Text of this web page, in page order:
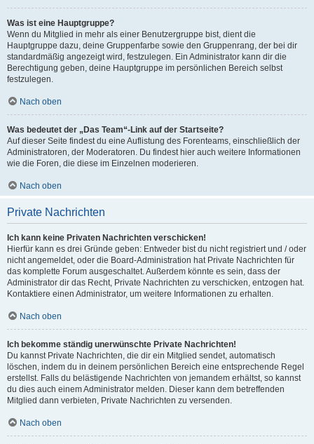
Was ist eine Hauptgruppe?
Wenn du Mitglied in mehr als einer Benutzergruppe bist, dient die
Hauptgruppe dazu, deine Gruppenfarbe sowie den Gruppenrang, der bei dir
standardmäßig angezeigt wird, festzulegen. Ein Administrator kann dir die
Berechtigung geben, deine Hauptgruppe im persönlichen Bereich selbst
festzulegen.
Nach oben
Was bedeutet der „Das Team“-Link auf der Startseite?
Auf dieser Seite findest du eine Auflistung des Forenteams, einschließlich der
Administratoren, der Moderatoren. Du findest hier auch weitere Informationen
wie die Foren, die diese im Einzelnen moderieren.
Nach oben
Private Nachrichten
Ich kann keine Privaten Nachrichten verschicken!
Hierfür kann es drei Gründe geben: Entweder bist du nicht registriert und / oder
nicht angemeldet, oder die Board-Administration hat Private Nachrichten für
das komplette Forum ausgeschaltet. Außerdem könnte es sein, dass der
Administrator dir das Recht, Private Nachrichten zu verschicken, entzogen hat.
Kontaktiere einen Administrator, um weitere Informationen zu erhalten.
Nach oben
Ich bekomme ständig unerwünschte Private Nachrichten!
Du kannst Private Nachrichten, die dir ein Mitglied sendet, automatisch
löschen, indem du in deinem persönlichen Bereich eine entsprechende Regel
erstellst. Falls du belästigende Nachrichten von jemandem erhältst, so kannst
du dies auch einem Administrator melden. Dieser kann dem betreffenden
Mitglied dann verbieten, Private Nachrichten zu versenden.
Nach oben